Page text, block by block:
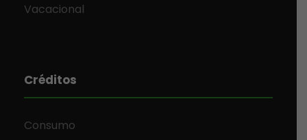
Vacacional
Créditos
Consumo